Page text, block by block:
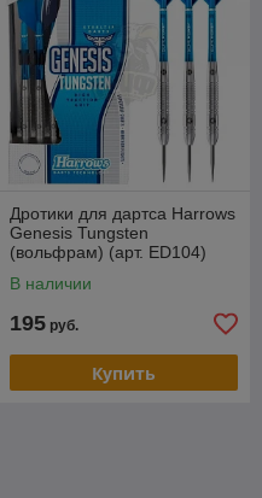
Дротики для дартса Harrows
Genesis Tungsten
(вольфрам) (арт. ED104)
В наличии
195 руб.
Купить